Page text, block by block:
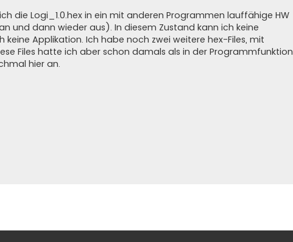
die Logi_1.0.hex in ein mit anderen Programmen lauffähige HW
und dann wieder aus). In diesem Zustand kann ich keine
Applikation. Ich habe noch zwei weitere hex-Files, mit
Files hatte ich aber schon damals als in der Programmfunktion
hier an.